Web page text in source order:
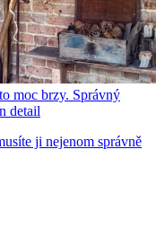
moc brzy. Správný
detail
ji nejenom správně